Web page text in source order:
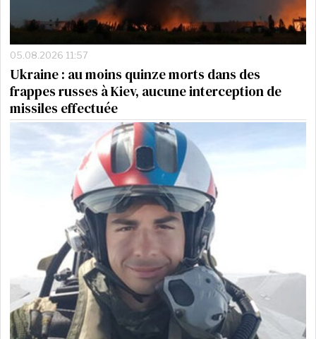
05.08.2026 11:57
Ukraine : au moins quinze morts dans des
frappes russes à Kiev, aucune interception de
missiles effectuée